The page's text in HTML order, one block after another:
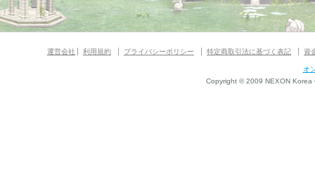
運営会社 利用規約 プライバシーポリシー 特定商取引法に基づく表記 資
オ
Copyright © 2009 NEXON Korea